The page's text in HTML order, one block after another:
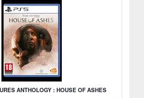
ANTHOLOGY : HOUSE OF ASHES